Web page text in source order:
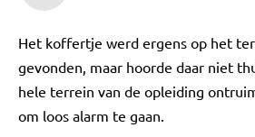
Het koffertje werd ergens op het
gevonden, maar hoorde daar niet
hele terrein van de opleiding
om loos alarm te gaan.